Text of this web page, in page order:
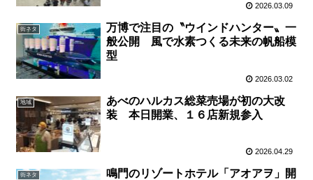
2026.03.09
街ネタ
万博で注目の〝ウインドハンター〟一
般公開 風で水素つくる未来の帆船模
型
2026.03.02
地域
あべのハルカス総菜売場が初の大改
装 本日開業、１６店新規参入
2026.04.29
街ネタ
鳴門のリゾートホテル「アオアヲ」開